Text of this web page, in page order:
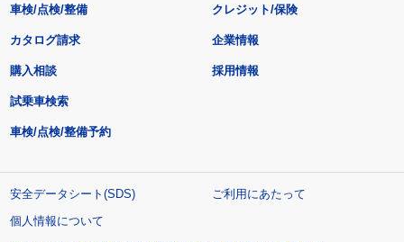
車検/点検/整備 クレジット/保険
カタログ請求
購入相談
試乗車検索
車検/点検/整備予約
企業情報
採用情報
安全データシート(SDS)
ご利用にあたって
個人情報について